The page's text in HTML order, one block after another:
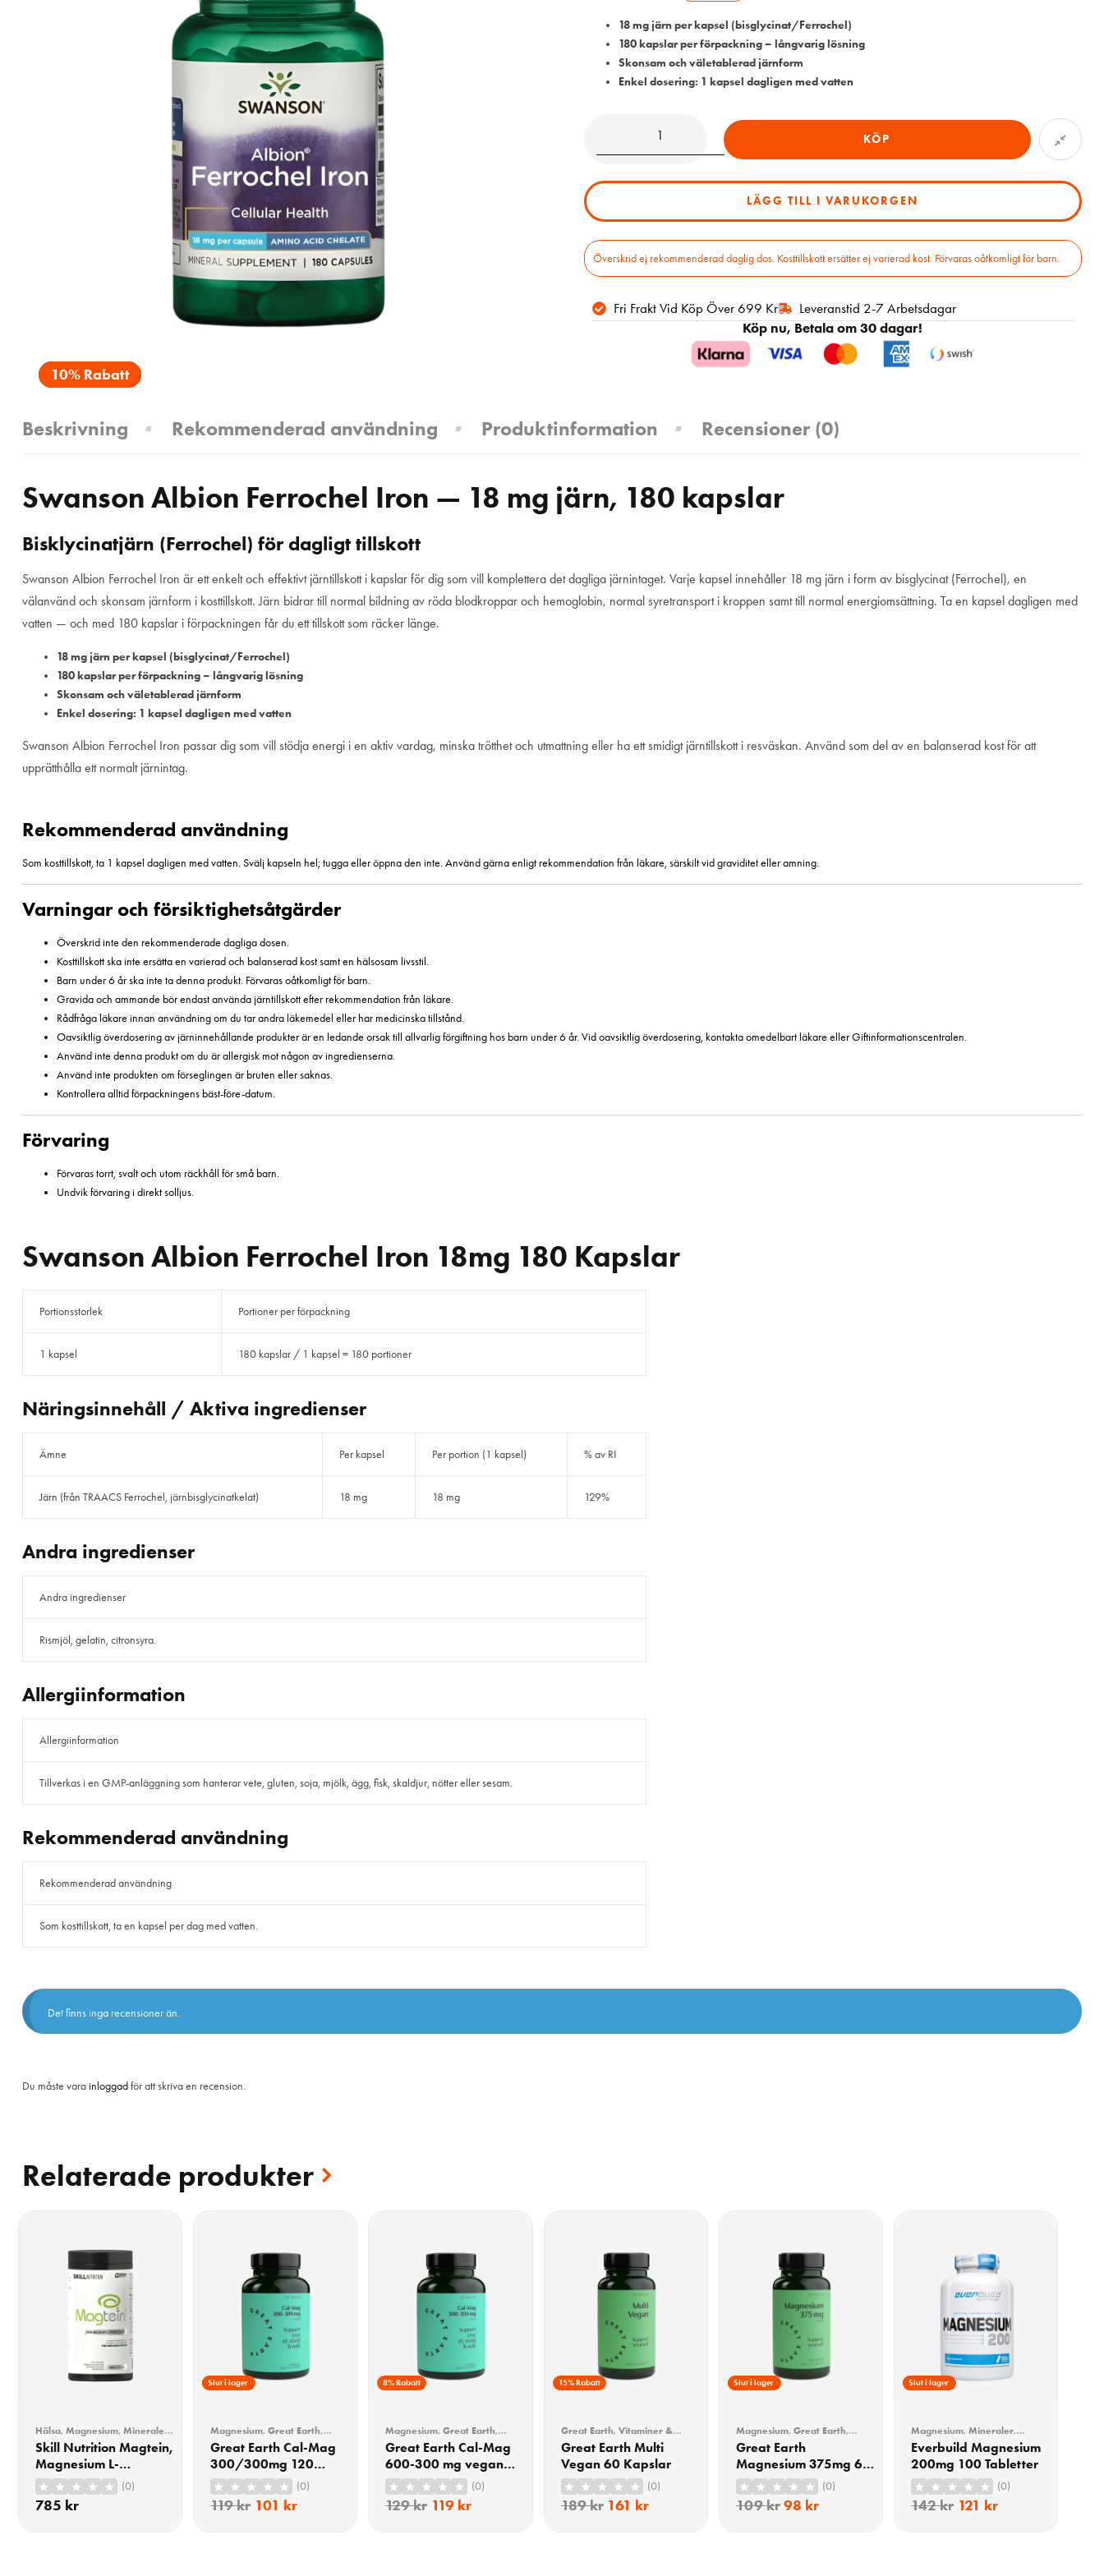
10% Rabatt
18 mg järn per kapsel (bisglycinat/Ferrochel)
180 kapslar per förpackning – långvarig lösning
Skonsam och väletablerad järnform
Enkel dosering: 1 kapsel dagligen med vatten
KÖP
LÄGG TILL I VARUKORGEN
Överskrid ej rekommenderad daglig dos. Kosttillskott ersätter ej varierad kost. Förvaras oåtkomligt för barn.
Fri Frakt Vid Köp Över 699 Kr
Leveranstid 2-7 Arbetsdagar
Köp nu, Betala om 30 dagar!
Beskrivning Rekommenderad användning Produktinformation Recensioner (0)
Swanson Albion Ferrochel Iron — 18 mg järn, 180 kapslar
Bisklycinatjärn (Ferrochel) för dagligt tillskott
Swanson Albion Ferrochel Iron är ett enkelt och effektivt järntillskott i kapslar för dig som vill komplettera det dagliga järnintaget. Varje kapsel innehåller 18 mg järn i form av bisglycinat (Ferrochel), en
välanvänd och skonsam järnform i kosttillskott. Järn bidrar till normal bildning av röda blodkroppar och hemoglobin, normal syretransport i kroppen samt till normal energiomsättning. Ta en kapsel dagligen med
vatten — och med 180 kapslar i förpackningen får du ett tillskott som räcker länge.
18 mg järn per kapsel (bisglycinat/Ferrochel)
180 kapslar per förpackning – långvarig lösning
Skonsam och väletablerad järnform
Enkel dosering: 1 kapsel dagligen med vatten
Swanson Albion Ferrochel Iron passar dig som vill stödja energi i en aktiv vardag, minska trötthet och utmattning eller ha ett smidigt järntillskott i resväskan. Använd som del av en balanserad kost för att
upprätthålla ett normalt järnintag.
Rekommenderad användning
Som kosttillskott, ta 1 kapsel dagligen med vatten. Svälj kapseln hel; tugga eller öppna den inte. Använd gärna enligt rekommendation från läkare, särskilt vid graviditet eller amning.
Varningar och försiktighetsåtgärder
Överskrid inte den rekommenderade dagliga dosen.
Kosttillskott ska inte ersätta en varierad och balanserad kost samt en hälsosam livsstil.
Barn under 6 år ska inte ta denna produkt. Förvaras oåtkomligt för barn.
Gravida och ammande bör endast använda järntillskott efter rekommendation från läkare.
Rådfråga läkare innan användning om du tar andra läkemedel eller har medicinska tillstånd.
Oavsiktlig överdosering av järninnehållande produkter är en ledande orsak till allvarlig förgiftning hos barn under 6 år. Vid oavsiktlig överdosering, kontakta omedelbart läkare eller Giftinformationscentralen.
Använd inte denna produkt om du är allergisk mot någon av ingredienserna.
Använd inte produkten om förseglingen är bruten eller saknas.
Kontrollera alltid förpackningens bäst-före-datum.
Förvaring
Förvaras torrt, svalt och utom räckhåll för små barn.
Undvik förvaring i direkt solljus.
Swanson Albion Ferrochel Iron 18mg 180 Kapslar
Portionsstorlek Portioner per förpackning
1 kapsel 180 kapslar / 1 kapsel = 180 portioner
Näringsinnehåll / Aktiva ingredienser
Ämne Per kapsel Per portion (1 kapsel) % av RI
Järn (från TRAACS Ferrochel, järnbisglycinatkelat) 18 mg 18 mg 129%
Andra ingredienser
Andra ingredienser
Rismjöl, gelatin, citronsyra.
Allergiinformation
Allergiinformation
Tillverkas i en GMP-anläggning som hanterar vete, gluten, soja, mjölk, ägg, fisk, skaldjur, nötter eller sesam.
Rekommenderad användning
Rekommenderad användning
Som kosttillskott, ta en kapsel per dag med vatten.
Det finns inga recensioner än.
Du måste varainloggadför att skriva en recension.
Relaterade produkter
Hälsa, Magnesium, Mineraler,
Vitaminer & Mineraler
Skill Nutrition Magtein,
Magnesium L-
Threonate 180 Kapslar
(0)
785 kr
15% Rabatt
Slut i lager
Magnesium,Great Earth,
Kalcium ,Mineraler ,Vitaminer
& Mineraler
Great Earth Cal-Mag
300/300mg 120
Kapslar
(0)
119kr 101 kr
8% Rabatt
Magnesium,Great Earth,
Kalcium ,Multimineral ,
Vitaminer & Mineraler
Great Earth Cal-Mag
600-300 mg vegan
120 tabletter (0)
129kr 119 kr
15% Rabatt
Great Earth, Vitaminer &
Mineraler
Great Earth Multi
Vegan 60 Kapslar
(0)
189kr 161 kr
10% Rabatt
Slut i lager
Magnesium, Great Earth,
Vitaminer & Mineraler
Great Earth
Magnesium 375mg 60
Kapslar
(0)
109kr 98 kr
15% Rabatt
Slut i lager
Magnesium, Mineraler,
Vitaminer & Mineraler
Everbuild Magnesium
200mg 100 Tabletter
(0)
142kr 121 kr